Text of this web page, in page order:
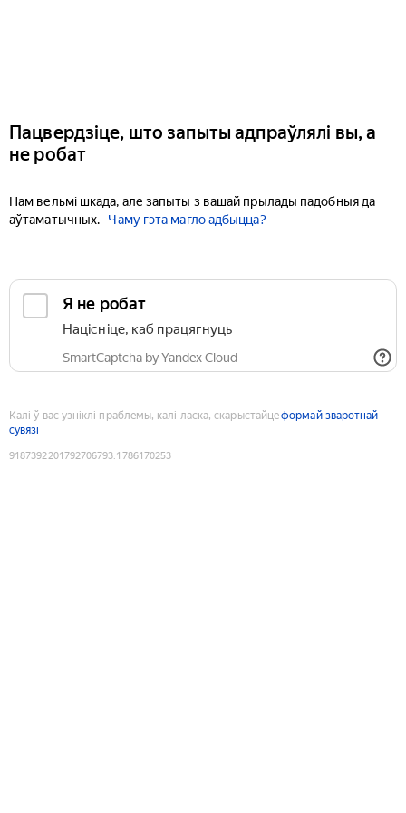
Пацвердзіце, што запыты адпраўлялі вы, а
не робат
Нам вельмі шкада, але запыты з вашай прылады падобныя да
аўтаматычных.
Чаму гэта магло адбыцца?
Я не робат
Націсніце, каб працягнуць
SmartCaptcha by Yandex Cloud
Калі ў вас узніклі праблемы, калі ласка, скарыстайцеформай зваротнай
сувязі
9187392201792706793:1786170253